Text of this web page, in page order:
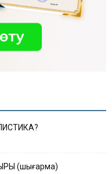
(шығарма)